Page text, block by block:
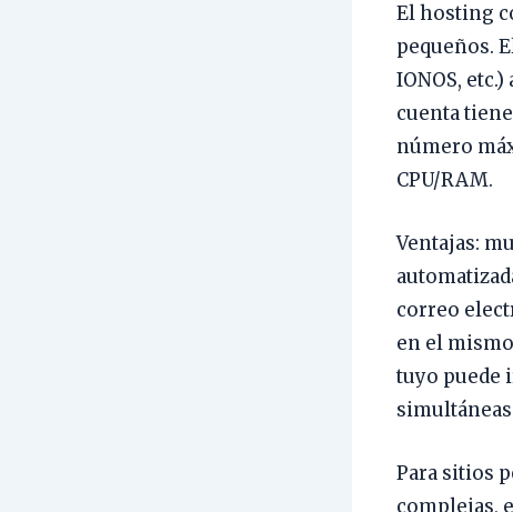
El hosting
pequeños.
IONOS,
cuenta
número
CPU/RAM.
Ventajas:
correo
en el
tuyo puede
Para sitios
complejas,